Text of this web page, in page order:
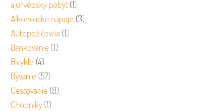
ajurvédsky pobyt (1)
Alkoholické nápoje (3)
Autopožičovňa (1)
Bankovanie (1)
Bicykle (4)
Bývanie (57)
Cestovanie (8)
Chodníky (1)